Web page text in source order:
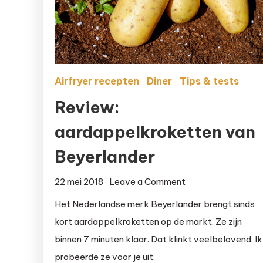
Airfryer recepten Diner Tips & tests
Review:
aardappelkroketten van
Beyerlander
22 mei 2018 Leave a Comment
Beyerlander
Het Nederlandse merk Beyerlander brengt sinds
kort aardappelkroketten op de markt. Ze zijn
binnen 7 minuten klaar. Dat klinkt veelbelovend. Ik
probeerde ze voor je uit.